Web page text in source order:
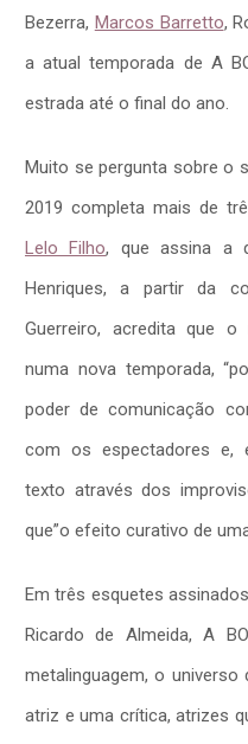
Bezerra, Marcos Barretto,
a atual temporada de A
estrada até o final do ano.
Muito se pergunta sobre o
2019 completa mais de
Lelo Filho, que assina a
Henriques, a partir da
Guerreiro, acredita que
numa nova temporada,
poder de comunicação
com os espectadores e,
texto através dos
que”o efeito curativo de
Em três esquetes
Ricardo de Almeida, A
metalinguagem, o
atriz e uma crítica, atrizes